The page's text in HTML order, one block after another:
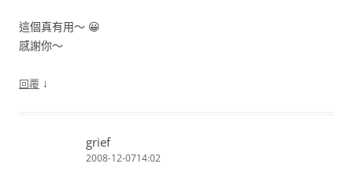
這個真有用～ 😀
感謝你～
回覆 ↓
grief
2008-12-0714:02